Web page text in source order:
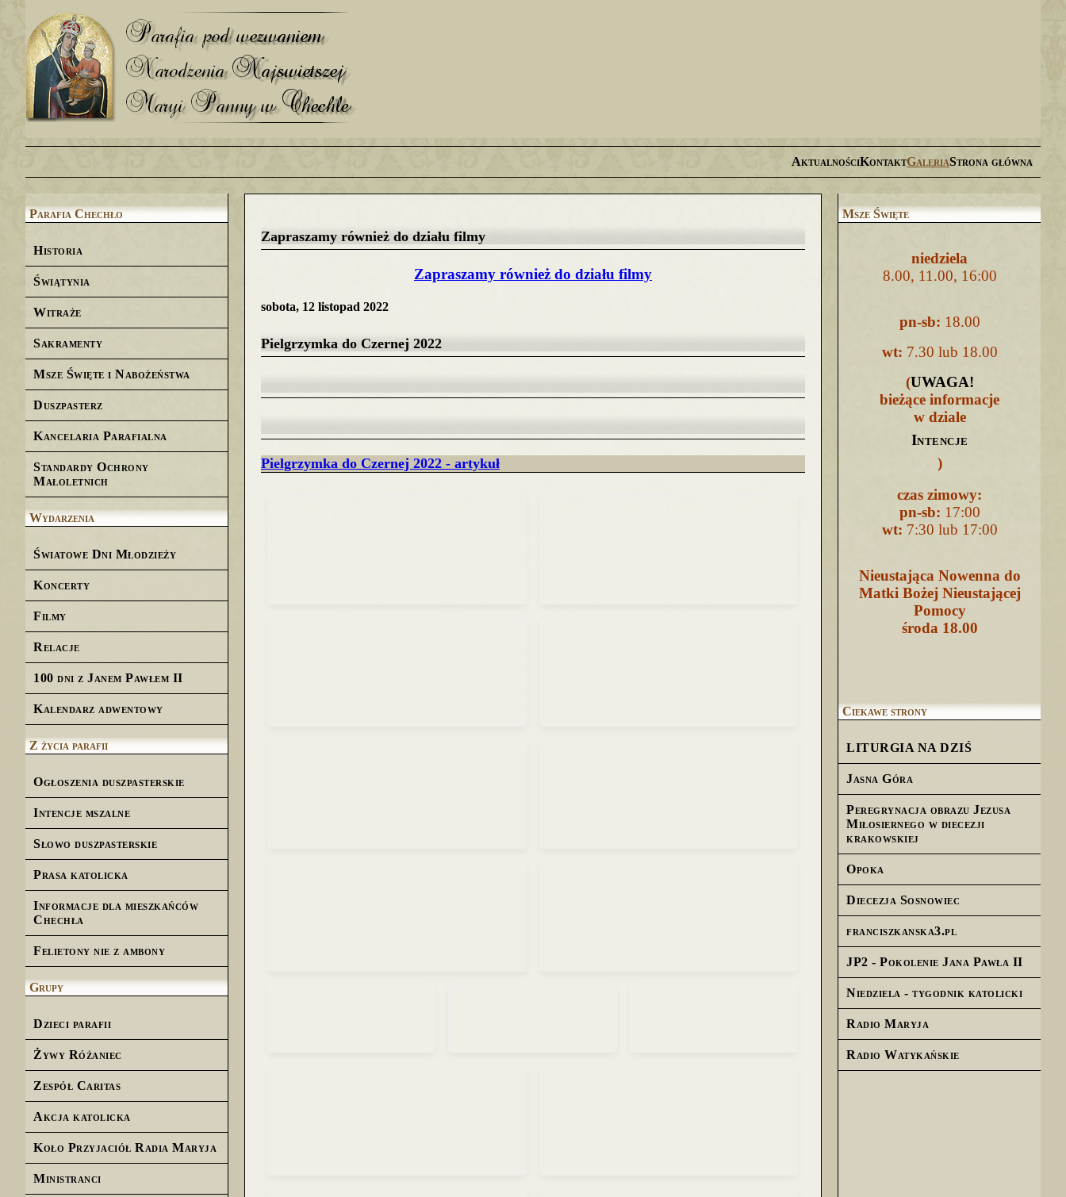
AktualnościKontaktGaleriaStrona główna
Parafia Chechło
Historia
Świątynia
Witraże
Sakramenty
Msze Święte i Nabożeństwa
Duszpasterz
Kancelaria Parafialna
Standardy Ochrony
Małoletnich
Wydarzenia
Światowe Dni Młodzieży
Koncerty
Filmy
Relacje
100 dni z Janem Pawłem II
Kalendarz adwentowy
Z życia parafii
Ogłoszenia duszpasterskie
Intencje mszalne
Słowo duszpasterskie
Prasa katolicka
Informacje dla mieszkańców
Chechła
Felietony nie z ambony
Grupy
Dzieci parafii
Żywy Różaniec
Zespół Caritas
Akcja katolicka
Koło Przyjaciół Radia Maryja
Ministranci
Zapraszamy również do działu filmy
Zapraszamy również do działu filmy
sobota, 12 listopad 2022
Pielgrzymka do Czernej 2022
Pielgrzymka do Czernej 2022 - artykuł
Msze Święte
niedziela
8.00, 11.00, 16:00
pn-sb: 18.00
wt: 7.30 lub 18.00
(UWAGA!
bieżące informacje
w dziale
Intencje
)
czas zimowy:
pn-sb: 17:00
wt: 7:30 lub 17:00
Nieustająca Nowenna do
Matki Bożej Nieustającej
Pomocy
środa 18.00
Ciekawe strony
LITURGIA NA DZIŚ
Jasna Góra
Peregrynacja obrazu Jezusa
Miłosiernego w diecezji
krakowskiej
Opoka
Diecezja Sosnowiec
franciszkanska3.pl
JP2 - Pokolenie Jana Pawła II
Niedziela - tygodnik katolicki
Radio Maryja
Radio Watykańskie